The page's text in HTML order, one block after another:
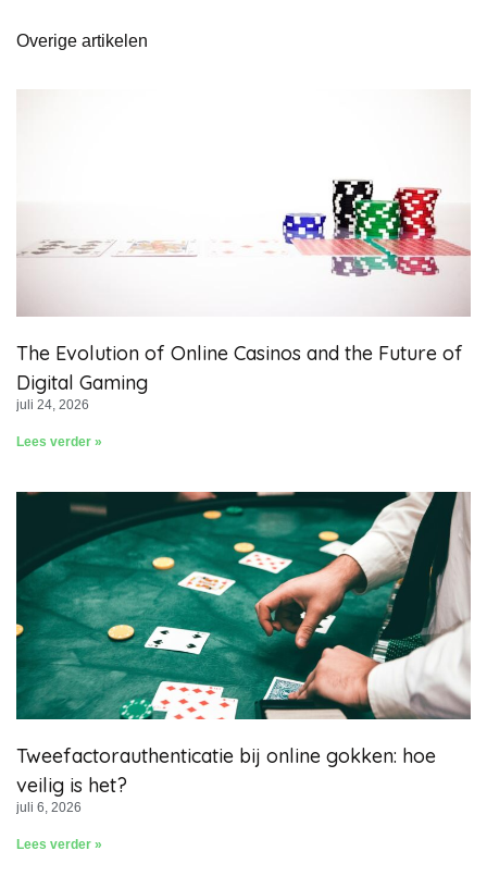
Overige artikelen
The Evolution of Online Casinos and the Future of
Digital Gaming
juli 24, 2026
Lees verder »
Tweefactorauthenticatie bij online gokken: hoe
veilig is het?
juli 6, 2026
Lees verder »